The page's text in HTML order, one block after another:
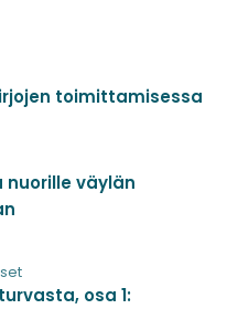
toimittamisessa
väylän
osa 1: